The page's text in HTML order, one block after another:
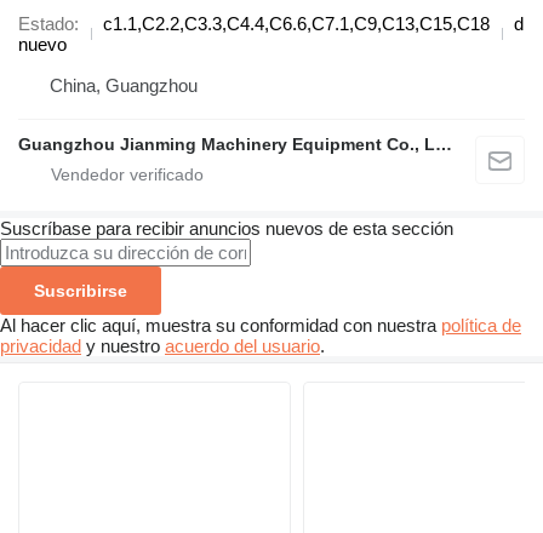
Estado
nuevo
c1.1,C2.2,C3.3,C4.4,C6.6,C7.1,C9,C13,C15,C18
China, Guangzhou
Guangzhou Jianming Machinery Equipment Co., Ltd.
Suscríbase para recibir anuncios nuevos de esta sección
Suscribirse
Al hacer clic aquí, muestra su conformidad con nuestra política de
privacidad y nuestro acuerdo del usuario.